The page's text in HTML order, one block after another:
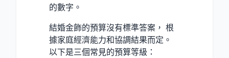
的數字。
結婚金飾的預算沒有標準答案， 根
據家庭經濟能力和協調結果而定。
以下是三個常見的預算等級：